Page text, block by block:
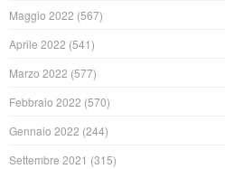
Maggio 2022 (567)
Aprile 2022 (541)
Marzo 2022 (577)
Febbraio 2022 (570)
Gennaio 2022 (244)
Settembre 2021 (315)